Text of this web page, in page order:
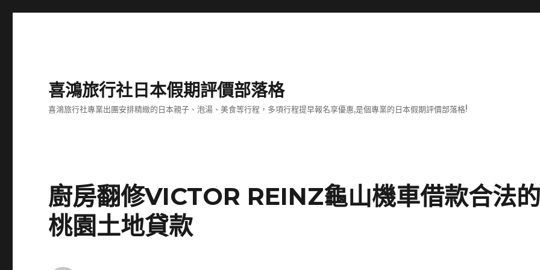
喜鴻旅行社日本假期評價部落格
喜鴻旅行社專業出團安排精緻的日本親子、泡湯、美食等行程，多項行程提早報名享優惠,是個專業的日本假期評價部落格!
廚房翻修VICTOR REINZ龜山機車借款合法的
桃園土地貸款